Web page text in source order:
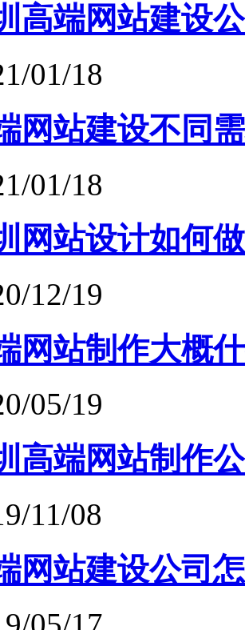
高端网站建设
01/18
网站建设不同
01/18
网站设计如何
12/19
网站制作大概
05/19
高端网站制作
11/08
网站建设公司